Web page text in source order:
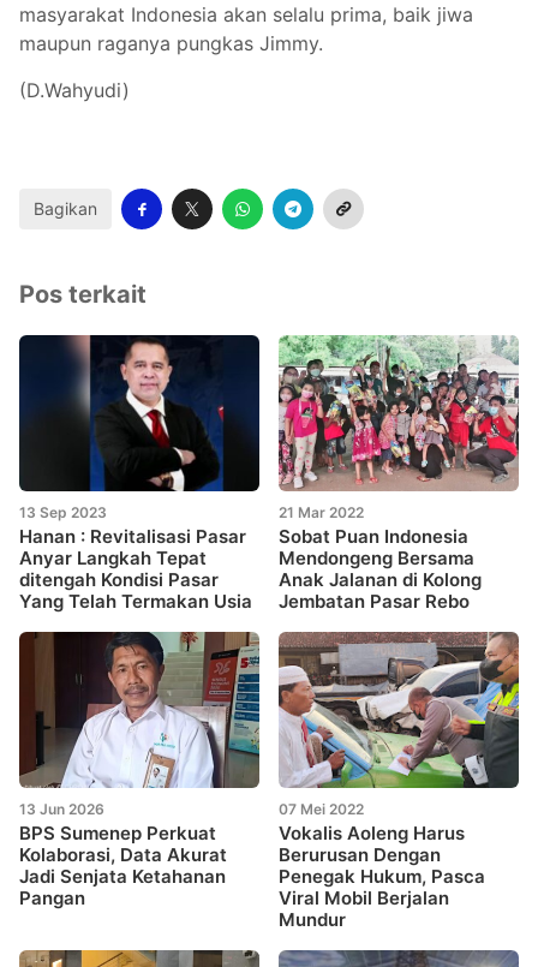
masyarakat Indonesia akan selalu prima, baik jiwa
maupun raganya pungkas Jimmy.
(D.Wahyudi)
Bagikan
Pos terkait
13 Sep 2023
Hanan : Revitalisasi Pasar
Anyar Langkah Tepat
ditengah Kondisi Pasar
Yang Telah Termakan Usia
21 Mar 2022
Sobat Puan Indonesia
Mendongeng Bersama
Anak Jalanan di Kolong
Jembatan Pasar Rebo
13 Jun 2026
BPS Sumenep Perkuat
Kolaborasi, Data Akurat
Jadi Senjata Ketahanan
Pangan
07 Mei 2022
Vokalis Aoleng Harus
Berurusan Dengan
Penegak Hukum, Pasca
Viral Mobil Berjalan
Mundur